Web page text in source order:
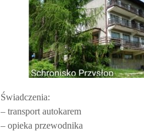
Świadczenia:
– transport autokarem
– opieka przewodnika